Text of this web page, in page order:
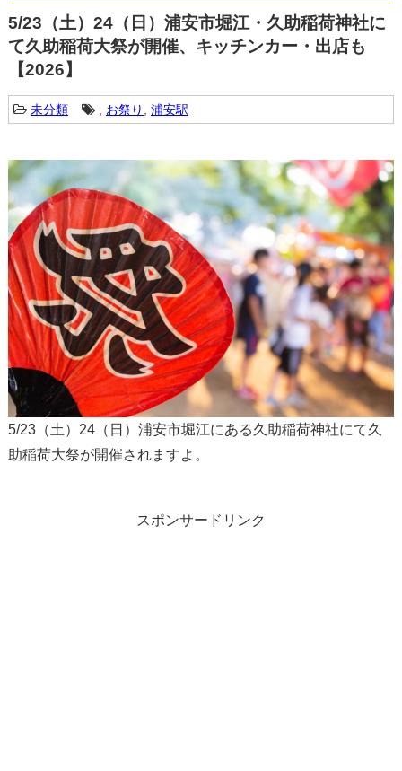
5/23（土）24（日）浦安市堀江・久助稲荷神社に
て久助稲荷大祭が開催、キッチンカー・出店も
【2026】
未分類 , お祭り 浦安駅
5/23（土）24（日）浦安市堀江にある久助稲荷神社にて久
助稲荷大祭が開催されますよ。
スポンサードリンク